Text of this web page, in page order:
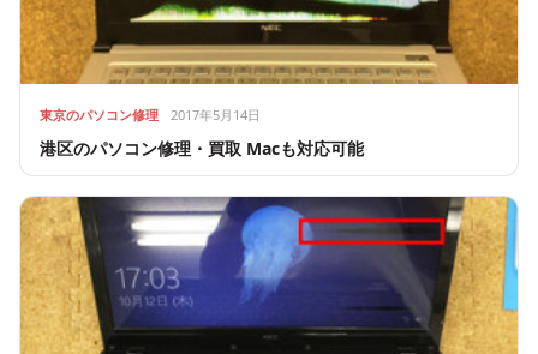
東京のパソコン修理 2017年5月14日
港区のパソコン修理・買取 Macも対応可能